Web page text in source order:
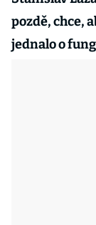
pozdě, chce,
jednalo o